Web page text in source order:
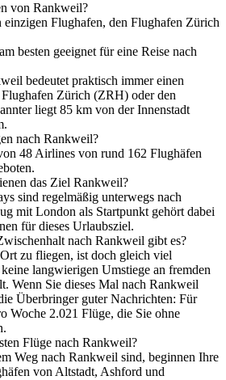
von Rankweil?
Flughafen, den Flughafen Zürich
besten geeignet für eine Reise nach
bedeutet praktisch immer einen
Zürich (ZRH) oder den
liegt 85 km von der Innenstadt
nach Rankweil?
48 Airlines von rund 162 Flughäfen
das Ziel Rankweil?
sind regelmäßig unterwegs nach
mit London als Startpunkt gehört dabei
für dieses Urlaubsziel.
nach Rankweil gibt es?
zu fliegen, ist doch gleich viel
langwierigen Umstiege an fremden
Wenn Sie dieses Mal nach Rankweil
Überbringer guter Nachrichten: Für
Woche 2.021 Flüge, die Sie ohne
Flüge nach Rankweil?
Weg nach Rankweil sind, beginnen Ihre
von Altstadt, Ashford und